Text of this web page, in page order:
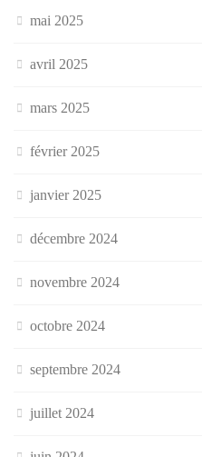
mai 2025
avril 2025
mars 2025
février 2025
janvier 2025
décembre 2024
novembre 2024
octobre 2024
septembre 2024
juillet 2024